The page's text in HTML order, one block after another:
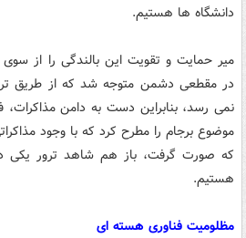
دانشگاه ها هستیم.
میر حمایت و تقویت این بالندگی را از
در مقطعی دشمن متوجه شد که از طریق
نمی رسد، بنابراین دست به دامن
موضوع برجام را مطرح کرد که با وجود
که صورت گرفت، باز هم شاهد ترور یکی
هستیم.
مظلومیت فناوری هسته ای